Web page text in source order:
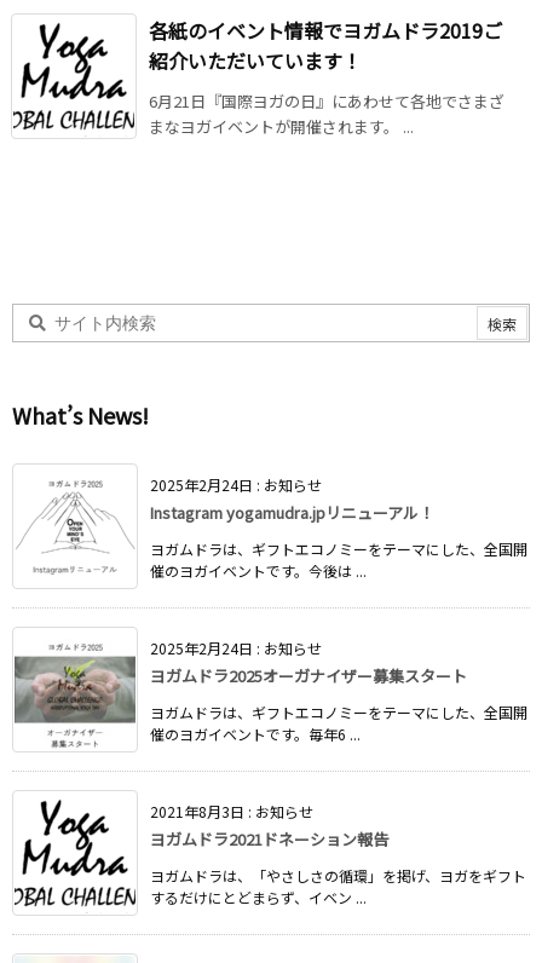
各紙のイベント情報でヨガムドラ2019ご
紹介いただいています！
6月21日『国際ヨガの日』にあわせて各地でさまざ
まなヨガイベントが開催されます。 ...
What’s News!
2025年2月24日 : お知らせ
Instagram yogamudra.jpリニューアル！
ヨガムドラは、ギフトエコノミーをテーマにした、全国開
催のヨガイベントです。今後は ...
2025年2月24日 : お知らせ
ヨガムドラ2025オーガナイザー募集スタート
ヨガムドラは、ギフトエコノミーをテーマにした、全国開
催のヨガイベントです。毎年6 ...
2021年8月3日 : お知らせ
ヨガムドラ2021ドネーション報告
ヨガムドラは、「やさしさの循環」を掲げ、ヨガをギフト
するだけにとどまらず、イベン ...